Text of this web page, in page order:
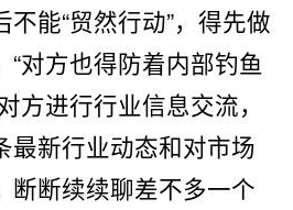
能“贸然行动”，得先做
“对方也得防着内部钓鱼
方进行行业信息交流，
最新行业动态和对市场
断断续续聊差不多一个